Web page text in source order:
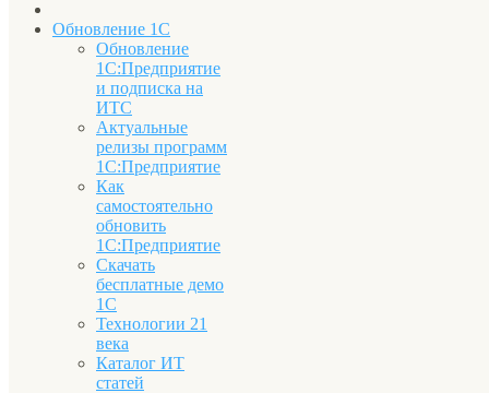
Обновление 1С
Обновление
1С:Предприятие
и подписка на
ИТС
Актуальные
релизы программ
1С:Предприятие
Как
самостоятельно
обновить
1С:Предприятие
Скачать
бесплатные демо
1С
Технологии 21
века
Каталог ИТ
статей